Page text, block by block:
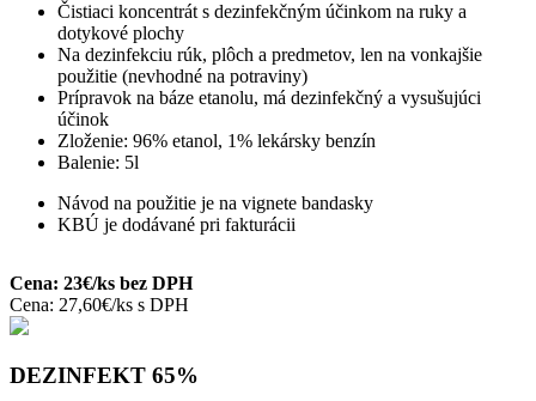
Čistiaci koncentrát s dezinfekčným účinkom na ruky a
dotykové plochy
Na dezinfekciu rúk, plôch a predmetov, len na vonkajšie
použitie (nevhodné na potraviny)
Prípravok na báze etanolu, má dezinfekčný a vysušujúci
účinok
Zloženie: 96% etanol, 1% lekársky benzín
Balenie: 5l
Návod na použitie je na vignete bandasky
KBÚ je dodávané pri fakturácii
Cena: 23€/ks bez DPH
Cena: 27,60€/ks s DPH
DEZINFEKT 65%